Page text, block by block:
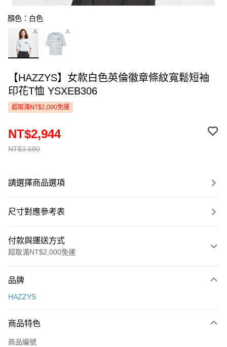
顏色：白色
【HAZZYS】女款白色英倫徽章條紋寬鬆短袖
印花T恤 YSXEB306
超取滿NT$2,000免運
NT$3,680
NT$2,944
請選擇商品選項
尺寸對應參考表
付款與運送方式
超取滿NT$2,000免運
信用卡一次付款
LINE Pay
Apple Pay
品牌
HAZZYS
商品特色
商品編號